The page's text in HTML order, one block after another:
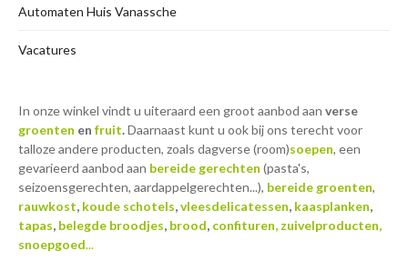
Automaten Huis Vanassche
Vacatures
In onze winkel vindt u uiteraard een groot aanbod aan verse
groenten en fruit.Daarnaast kunt u ook bij ons terecht voor
talloze andere producten, zoals dagverse (room)soepen, een
gevarieerd aanbod aan bereide gerechten (pasta's,
seizoensgerechten, aardappelgerechten...), bereide groenten,
rauwkost, koude schotels,vleesdelicatessen, kaasplanken,
tapas, belegde broodjes, brood, confituren, zuivelproducten,
snoepgoed...